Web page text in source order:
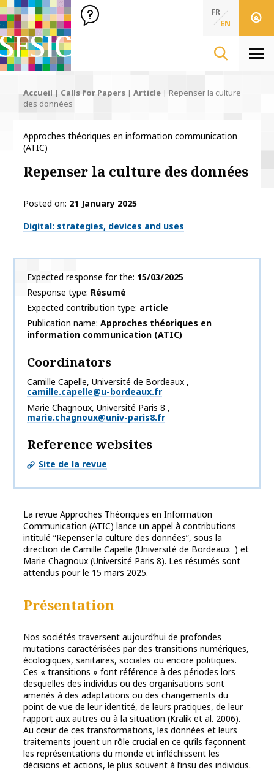
SFSIC Société Française des Sciences de l'Information & de
Société Française des Sciences de
FR
EN
Accueil | Calls for Papers | Article | Repenser la culture
des données
Approches théoriques en information communication
(ATIC)
Repenser la culture des données
Posted on 21 January 2025
Thématiques
Digital: strategies, devices and uses
Expected response for the 15/03/2025
Response type Résumé
Expected contribution type article
Publication name Approches théoriques en
information communication (ATIC)
Coordinators
Camille Capelle, Université de Bordeaux ,
camille.capelle@u-bordeaux.fr
Marie Chagnoux, Université Paris 8 ,
marie.chagnoux@univ-paris8.fr
Reference websites
Site de la revue
La revue Approches Théoriques en Information
Communication (ATIC) lance un appel à contributions
intitulé “Repenser la culture des données”, sous la
direction de Camille Capelle (Université de Bordeaux ) et
Marie Chagnoux (Université Paris 8). Les résumés sont
attendus pour le 15 mars 2025.
Présentation
Nos sociétés traversent aujourd’hui de profondes
mutations caractérisées par des transitions numériques,
écologiques, sanitaires, sociales ou encore politiques.
Ces « transitions » font référence à des périodes lors
desquelles des individus ou des organisations sont
amenés à des adaptations ou des changements du
point de vue de leur identité, de leurs pratiques, de leur
rapport aux autres ou à la situation (Kralik et al. 2006).
Au cœur de ces transformations, les données et leurs
traitements jouent un rôle crucial en ce qu’ils façonnent
les représentations du monde et infléchissent les
décisions et actions, le plus souvent à l’insu des individus.